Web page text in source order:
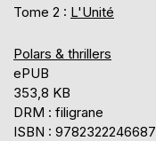
Tome 2 : L'Unité
Polars & thrillers
ePUB
353,8 KB
DRM : filigrane
ISBN : 9782322246687